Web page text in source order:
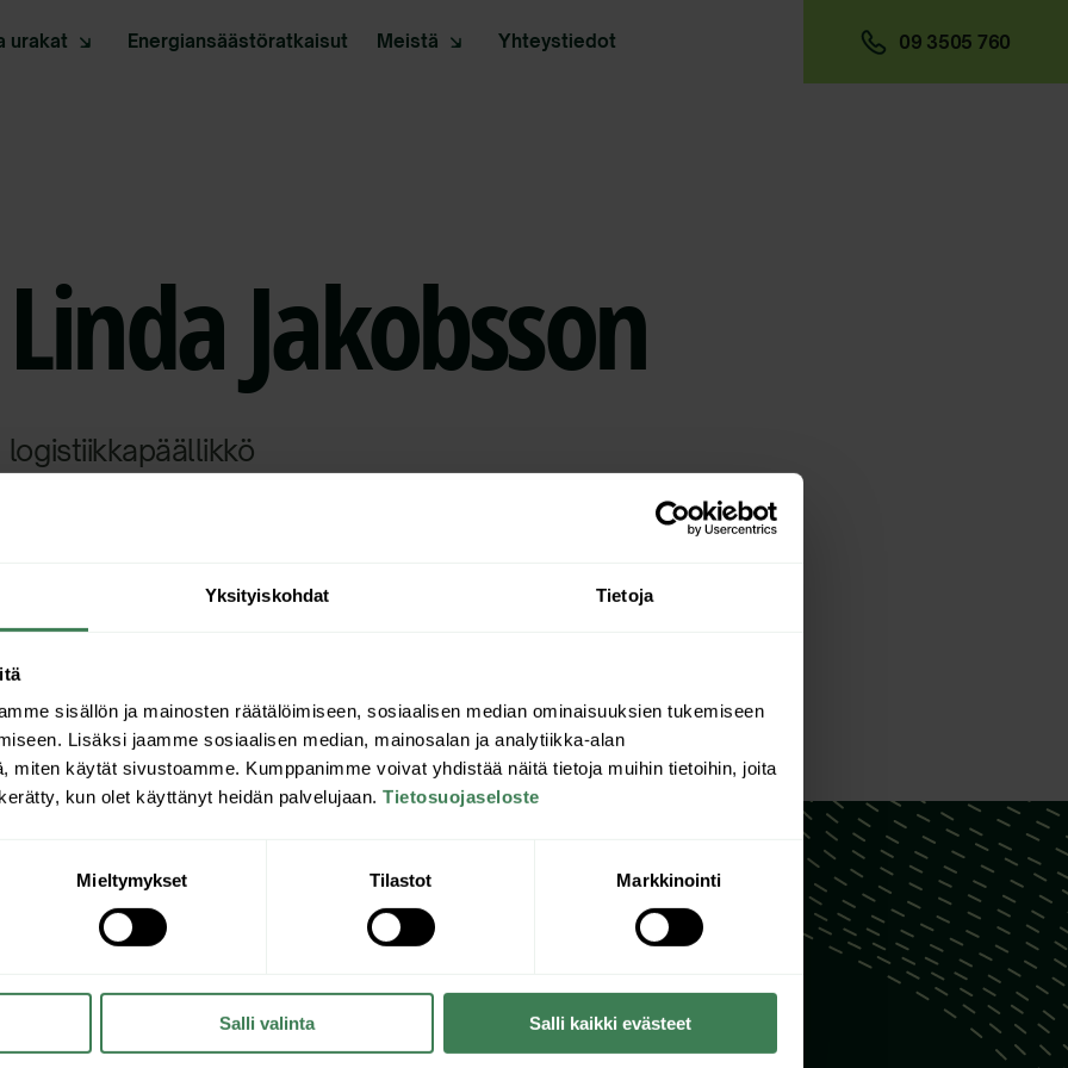
Yksityiskohdat Tietoja
sisällön ja mainosten räätälöimiseen, sosiaalisen median ominaisuuksien tukemiseen
Lisäksi jaamme sosiaalisen median, mainosalan ja analytiikka-alan
miten käytät sivustoamme. Kumppanimme voivat yhdistää näitä tietoja muihin tietoihin, joita
kun olet käyttänyt heidän palvelujaan. Tietosuojaseloste
Mieltymykset Tilastot Markkinointi
Salli valinta Salli kaikki evästeet
urakat Energiansäästöratkaisut Meistä Yhteystiedot 09 3505 760
Linda Jakobsson
logistiikkapäällikkö
linda.jakobsson@saatolaitehuolto.fi